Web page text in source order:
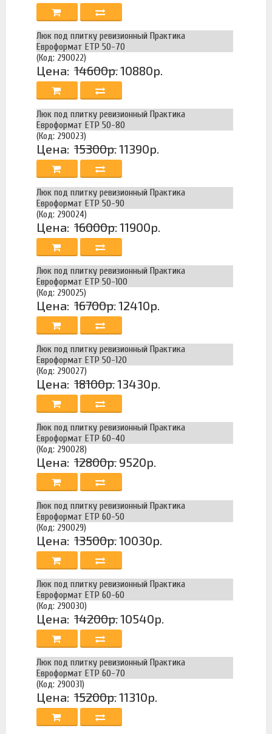
Люк под плитку ревизионный Практика
Евроформат ЕТР 50-70
(Код: 290022)
Цена: 14600р.10880р.
Люк под плитку ревизионный Практика
Евроформат ЕТР 50-80
(Код: 290023)
Цена: 15300р.11390р.
Люк под плитку ревизионный Практика
Евроформат ЕТР 50-90
(Код: 290024)
Цена: 16000р.11900р.
Люк под плитку ревизионный Практика
Евроформат ЕТР 50-100
(Код: 290025)
Цена: 16700р.12410р.
Люк под плитку ревизионный Практика
Евроформат ЕТР 50-120
(Код: 290027)
Цена: 18100р.13430р.
Люк под плитку ревизионный Практика
Евроформат ЕТР 60-40
(Код: 290028)
Цена: 12800р. 9520р.
Люк под плитку ревизионный Практика
Евроформат ЕТР 60-50
(Код: 290029)
Цена: 13500р.10030р.
Люк под плитку ревизионный Практика
Евроформат ЕТР 60-60
(Код: 290030)
Цена: 14200р.10540р.
Люк под плитку ревизионный Практика
Евроформат ЕТР 60-70
(Код: 290031)
Цена: 15200р.11310р.